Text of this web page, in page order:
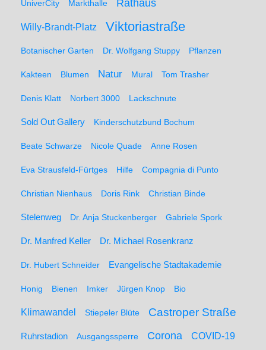
UniverCity Markthalle Rathaus
Willy-Brandt-Platz Viktoriastraße
Botanischer Garten Dr. Wolfgang Stuppy Pflanzen
Kakteen Blumen Natur Mural Tom Trasher
Denis Klatt Norbert 3000 Lackschnute
Sold Out Gallery Kinderschutzbund Bochum
Beate Schwarze Nicole Quade Anne Rosen
Eva Strausfeld-Fürtges Hilfe Compagnia di Punto
Christian Nienhaus Doris Rink Christian Binde
Stelenweg Dr. Anja Stuckenberger Gabriele Spork
Dr. Manfred Keller Dr. Michael Rosenkranz
Dr. Hubert Schneider Evangelische Stadtakademie
Honig Bienen Imker Jürgen Knop Bio
Klimawandel Stiepeler Blüte Castroper Straße
Ruhrstadion Ausgangssperre Corona COVID-19